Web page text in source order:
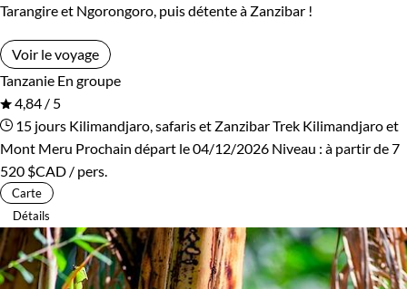
Tarangire et Ngorongoro, puis détente à Zanzibar !
Voir le voyage
Tanzanie En groupe
4,84 / 5
15 jours Kilimandjaro, safaris et ZanzibarTrek Kilimandjaro et
Mont Meru Prochain départ le 04/12/2026 Niveau : à partir de7
520 $CAD / pers.
Carte
Détails